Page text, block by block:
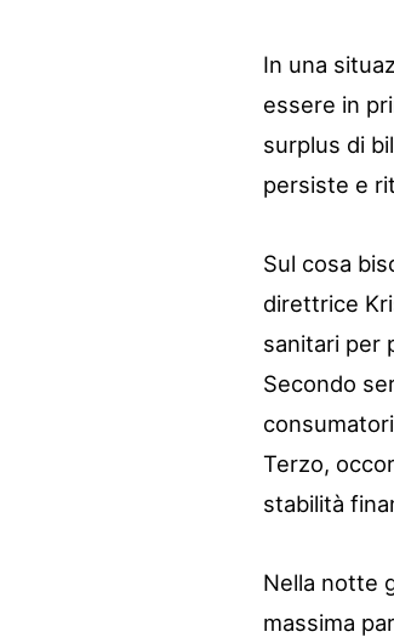
In una
essere in
surplus di
persiste e
Sul cosa
direttrice
sanitari per
Secondo
Terzo,
stabilità
Nella notte
massima